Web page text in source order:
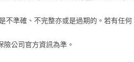
不準確、不完整亦或是過期的。若有任何
公司官方資訊為準。